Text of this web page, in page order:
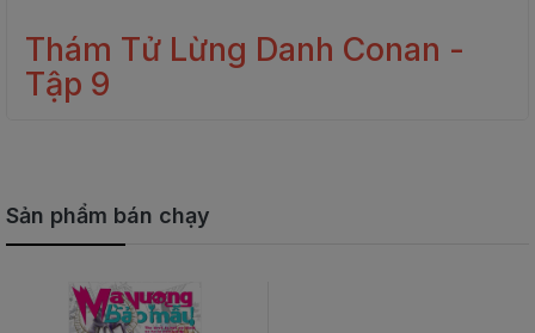
Thám Tử Lừng Danh Conan -
Tập 9
Sản phẩm bán chạy